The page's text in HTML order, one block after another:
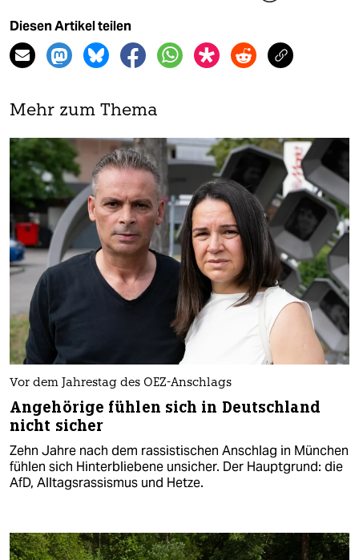
Diesen Artikel teilen
Mehr zum Thema
Vor dem Jahrestag des OEZ-Anschlags
Angehörige fühlen sich in Deutschland
nicht sicher
Zehn Jahre nach dem rassistischen Anschlag in München
fühlen sich Hinterbliebene unsicher. Der Hauptgrund: die
AfD, Alltagsrassismus und Hetze.